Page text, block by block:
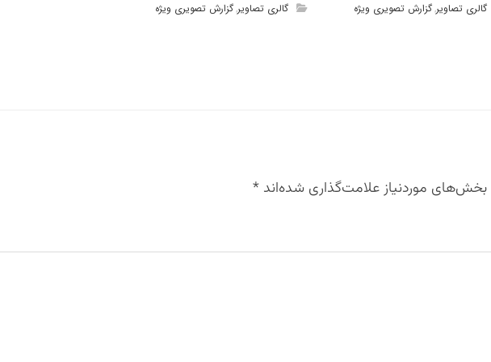
گالری تصاویر,گزارش تصویری ویژه گالری تصاویر,گزارش تصویری ویژه
بخش‌های موردنیاز علامت‌گذاری شده‌اند *